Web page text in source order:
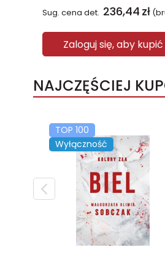
Sug. cena det. 236,44 zł
Zaloguj się, aby kupić
NAJCZĘŚCIEJ
TOP 100
Wyłączność